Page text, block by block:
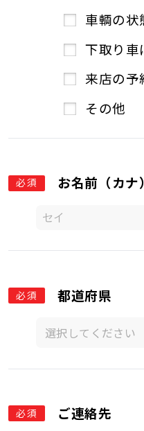
車輌の状
下取り車
来店の予
その他
必須 お名前（カナ）
必須 都道府県
必須 ご連絡先